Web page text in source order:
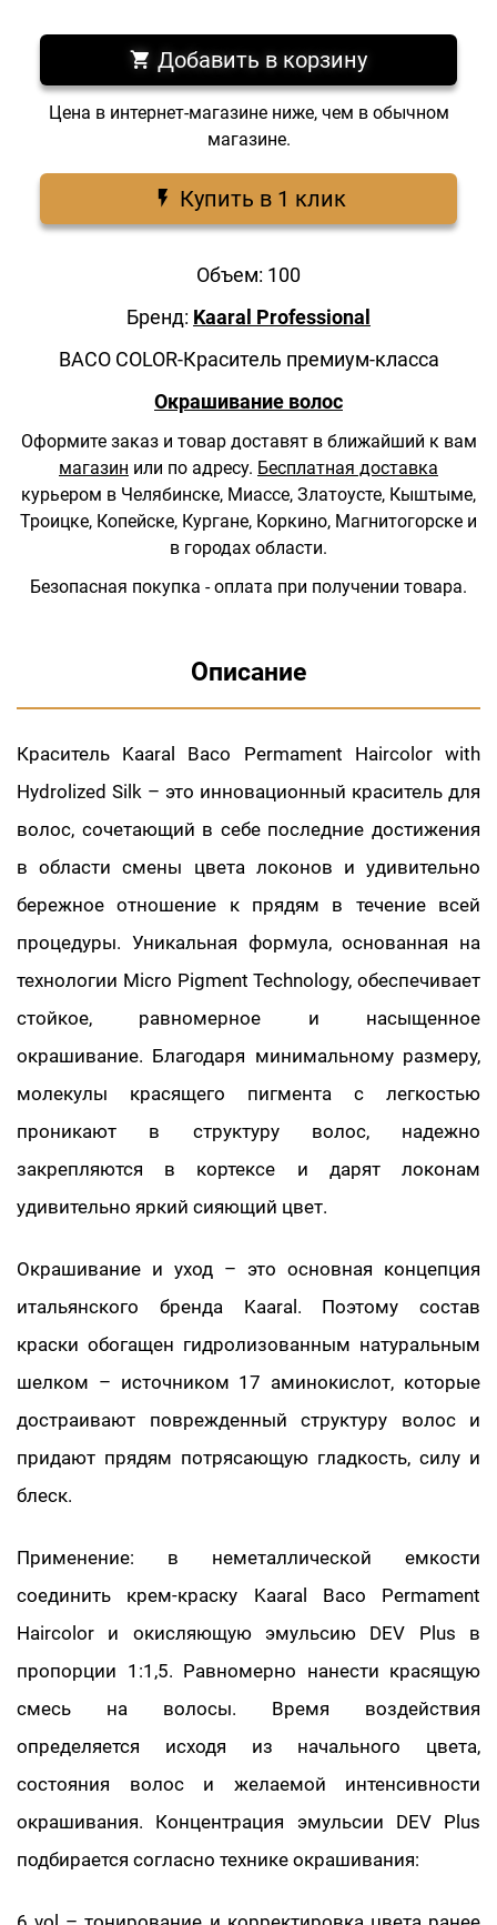
Добавить в корзину
Цена в интернет-магазине ниже, чем в обычном
магазине.
Купить в 1 клик
Объем: 100
Бренд: Kaaral Professional
BACO COLOR-Краситель премиум-класса
Окрашивание волос
Оформите заказ и товар доставят в ближайший к вам
магазин или по адресу. Бесплатная доставка
курьером в Челябинске, Миассе, Златоусте, Кыштыме,
Троицке, Копейске, Кургане, Коркино, Магнитогорске и
в городах области.
Безопасная покупка - оплата при получении товара.
Описание
Краситель Kaaral Baco Permament Haircolor with
Hydrolized Silk – это инновационный краситель для
волос, сочетающий в себе последние достижения
в области смены цвета локонов и удивительно
бережное отношение к прядям в течение всей
процедуры. Уникальная формула, основанная на
технологии Micro Pigment Technology, обеспечивает
стойкое, равномерное и насыщенное
окрашивание. Благодаря минимальному размеру,
молекулы красящего пигмента с легкостью
проникают в структуру волос, надежно
закрепляются в кортексе и дарят локонам
удивительно яркий сияющий цвет.
Окрашивание и уход – это основная концепция
итальянского бренда Kaaral. Поэтому состав
краски обогащен гидролизованным натуральным
шелком – источником 17 аминокислот, которые
достраивают поврежденный структуру волос и
придают прядям потрясающую гладкость, силу и
блеск.
Применение: в неметаллической емкости
соединить крем-краску Kaaral Baco Permament
Haircolor и окисляющую эмульсию DEV Plus в
пропорции 1:1,5. Равномерно нанести красящую
смесь на волосы. Время воздействия
определяется исходя из начального цвета,
состояния волос и желаемой интенсивности
окрашивания. Концентрация эмульсии DEV Plus
подбирается согласно технике окрашивания: